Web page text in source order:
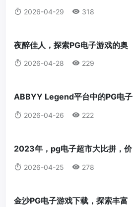
播平台推荐pg电子游戏哪里有直播
2026-04-29 318
夜醉佳人，探索PG电子游戏的奥
秘pg夜醉佳人电子游戏
2026-04-28 229
ABBYY Legend平台中的PG电子
助单，功能与应用解析pg电子助单
是什么
2026-04-26 222
2023年，pg电子超市大比拼，价
大比拼
2026-04-25 278
金沙PG电子游戏下载，探索丰富